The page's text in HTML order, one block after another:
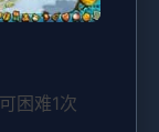
困难1次